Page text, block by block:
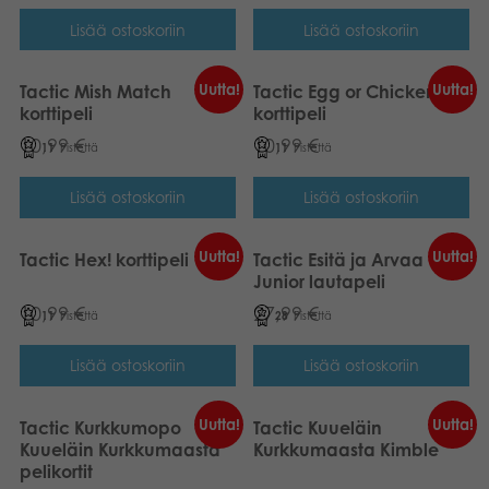
Lisää ostoskoriin Lisää ostoskoriin
Uutta!
Tactic Mish Match
korttipeli
10,99€
11 Pistettä
Lisää ostoskoriin
Uutta!
Tactic Egg or Chicken
korttipeli
10,99€
11 Pistettä
Lisää ostoskoriin
Uutta!
Tactic Hex! korttipeli
10,99€
11 Pistettä
Lisää ostoskoriin
Uutta!
Tactic Esitä ja Arvaa
Junior lautapeli
27,99€
28 Pistettä
Lisää ostoskoriin
Uutta!
Tactic Kurkkumopo
Kuueläin Kurkkumaasta
pelikortit
Uutta!
Tactic Kuueläin
Kurkkumaasta Kimble